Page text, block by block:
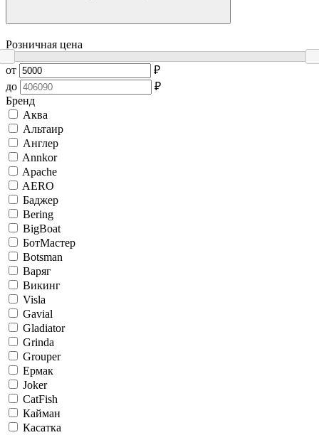
Розничная цена
от
₽
до
₽
Бренд
Аква
Альтаир
Англер
Annkor
Apache
AERO
Баджер
Bering
BigBoat
БотМастер
Botsman
Варяг
Викинг
Visla
Gavial
Gladiator
Grinda
Grouper
Ермак
Joker
CatFish
Кайман
Касатка